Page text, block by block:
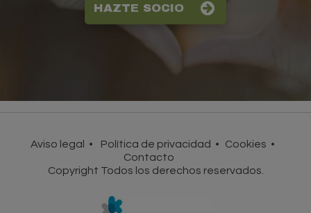
HAZTE SOCIO
Aviso legal Política de privacidad
Cookies
Contacto
Copyright Todos los derechos reservados.